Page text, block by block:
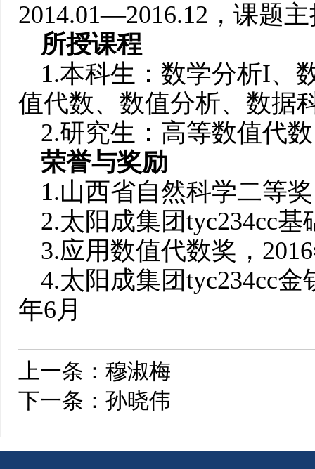
2014.01—2016.12，课题
所授课程
1.本科生：数学分析I、
值代数、数值分析、数据
2.研究生：高等数值代
荣誉与奖励
1.山西省自然科学二等
2.太阳成集团tyc234cc
3.应用数值代数奖，
4.太阳成集团tyc234cc
年6月
上一条： 穆淑梅
下一条： 孙晓伟